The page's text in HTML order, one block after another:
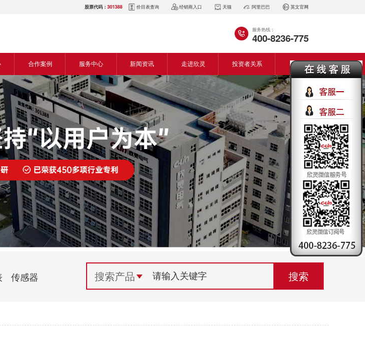
价目表查询 经销商入口 天猫 阿里巴巴 英文官网
股票代码：301388
服务热线：
400-8236-775
合作案例
食品机械行业
机床行业
塑料机械行业
建筑机械行业
包装机械行业
纺织机械行业
服务中心
营销网络
服务热线
电商平台
下载中心
视频中心
电气百科
常见问题
技术支持
新闻资讯
新闻动态
展会资讯
电气百科
常见问答
走进欣灵
企业简介
董事长致词
企业风采
专利证书
生产设备
荣誉资质
组织机构
联系欣灵
投资者关系
传感器